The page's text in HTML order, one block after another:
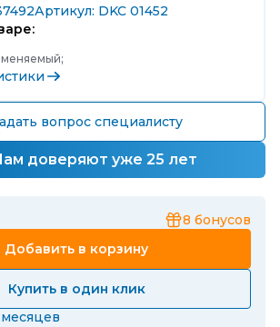
Артикул: DKC 01452
вопрос специалисту
доверяют уже 25 лет
8 бонусов
Добавить в корзину
Купить в один клик
месяцев